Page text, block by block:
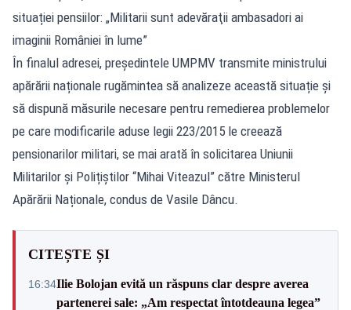
situației pensiilor: „Militarii sunt adevăraţii ambasadori ai
imaginii României în lume”
În finalul adresei, președintele UMPMV transmite ministrului
apărării naționale rugămintea să analizeze această situație și
să dispună măsurile necesare pentru remedierea problemelor
pe care modificarile aduse legii 223/2015 le creează
pensionarilor militari, se mai arată în solicitarea Uniunii
Militarilor și Polițiștilor “Mihai Viteazul” către Ministerul
Apărării Naționale, condus de Vasile Dâncu.
CITEȘTE ȘI
16:34Ilie Bolojan evită un răspuns clar despre averea
partenerei sale: „Am respectat întotdeauna legea”